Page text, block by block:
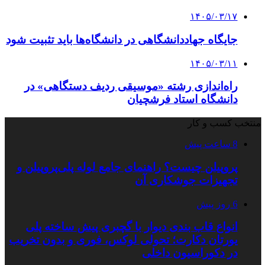
۱۴۰۵/۰۳/۱۷
جایگاه جهاددانشگاهی در دانشگاه‌ها باید تثبیت شود
۱۴۰۵/۰۳/۱۱
راه‌اندازی رشته «موسیقی ردیف دستگاهی» در
دانشگاه استاد فرشچیان
منتخب کسب و کار
8 ساعت پیش
پروپیلن چیست؟ راهنمای جامع لوله پلی‌پروپیلن و
تجهیزات جوشکاری آن
6 روز پیش
انواع قاب بندی دیوار با گچبری پیش ساخته پلی
یورتان دکارت؛ تحولی لوکس، فوری و بدون تخریب
در دکوراسیون داخلی